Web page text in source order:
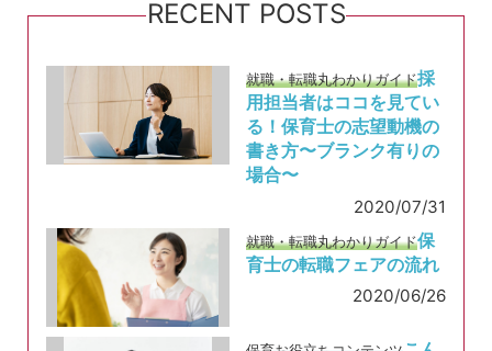
RECENT POSTS
就職・転職丸わかりガイド採
用担当者はココを見てい
る！保育士の志望動機の
書き方〜ブランク有りの
場合〜
2020/07/31
就職・転職丸わかりガイド保
育士の転職フェアの流れ
2020/06/26